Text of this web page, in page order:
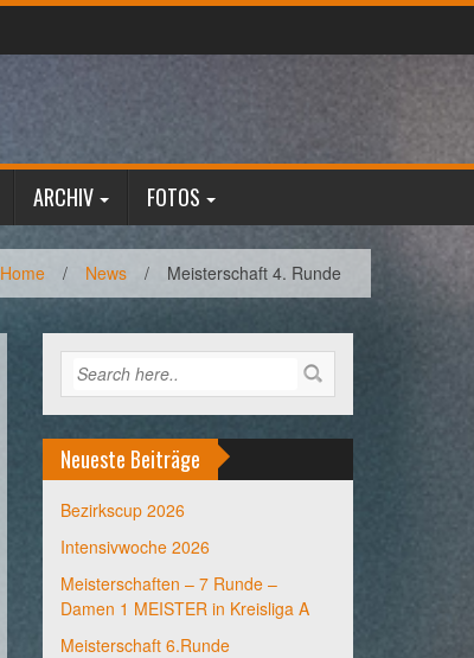
ARCHIV FOTOS
Home / News / Meisterschaft 4. Runde
Neueste Beiträge
Bezirkscup 2026
Intensivwoche 2026
Meisterschaften – 7 Runde –
Damen 1 MEISTER in Kreisliga A
Meisterschaft 6.Runde